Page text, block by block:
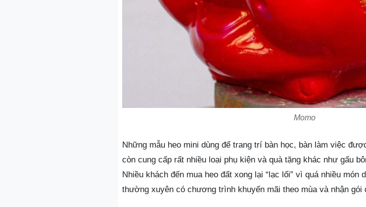
Momo
Những mẫu heo mini dùng để trang trí bàn học, bàn làm việc
còn cung cấp rất nhiều loại phụ kiện và quà tặng khác như gấu
Nhiều khách đến mua heo đất xong lại “lạc lối” vì quá nhiều
thường xuyên có chương trình khuyến mãi theo mùa và nhận gói